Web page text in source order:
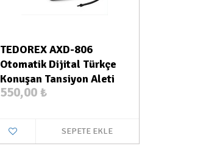
TEDOREX AXD-806
Otomatik Dijital Türkçe
Konuşan Tansiyon Aleti
550,00₺
SEPETE EKLE